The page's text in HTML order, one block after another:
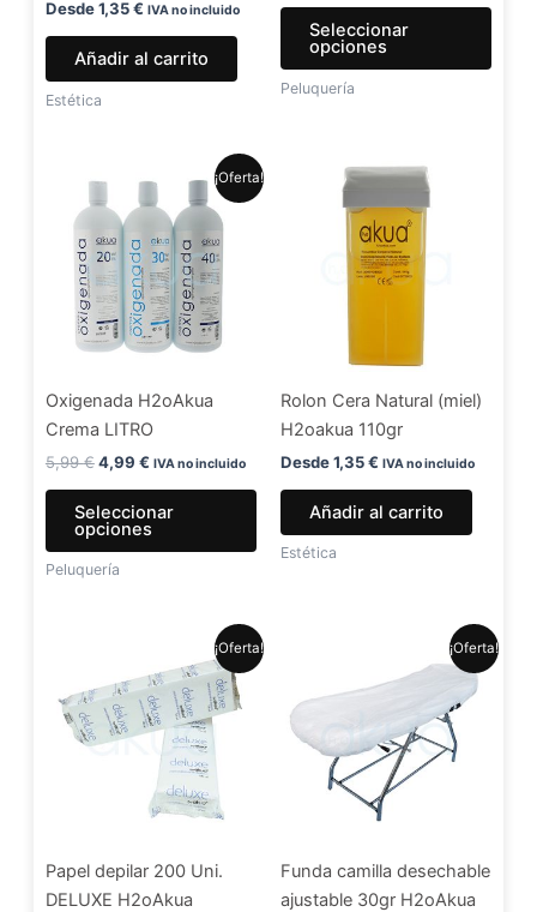
Desde1,35€ IVA no incluido
Añadir al carrito
Estética
Seleccionar
opciones
en
Peluquería
¡Oferta!
Oxigenada H2oAkua
Crema LITRO
5,99€
original
era:
5,99 €.
4,99 €
precio
actual
4,99 €.
IVA no incluido
Seleccionar
opciones
Este
producto
pueden
elegir
la
página
de
Peluquería
Rolon Cera Natural (miel)
H2oakua 110gr
Desde1,35€ IVA no incluido
Añadir al carrito
Estética
¡Oferta!
Papel depilar 200 Uni.
DELUXE H2oAkua
original
era:
7,99 €.
actual
es:
6,49 €.
¡Oferta!
Funda camilla desechable
ajustable 30gr H2oAkua
original
era:
actual
1,20 €.